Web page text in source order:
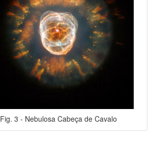
Fig. 3 - Nebulosa Cabeça de Cavalo